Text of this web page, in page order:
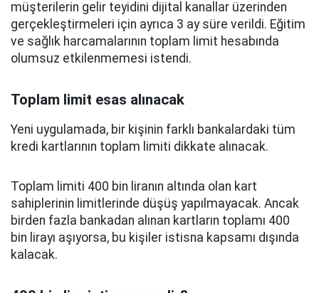
müşterilerin gelir teyidini dijital kanallar üzerinden
gerçekleştirmeleri için ayrıca 3 ay süre verildi. Eğitim
ve sağlık harcamalarının toplam limit hesabında
olumsuz etkilenmemesi istendi.
Toplam limit esas alınacak
Yeni uygulamada, bir kişinin farklı bankalardaki tüm
kredi kartlarının toplam limiti dikkate alınacak.
Toplam limiti 400 bin liranın altında olan kart
sahiplerinin limitlerinde düşüş yapılmayacak. Ancak
birden fazla bankadan alınan kartların toplamı 400
bin lirayı aşıyorsa, bu kişiler istisna kapsamı dışında
kalacak.